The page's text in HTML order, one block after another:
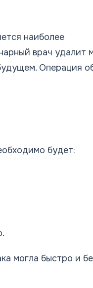
наиболее
врач удалит
Операция
будет:
могла быстро и